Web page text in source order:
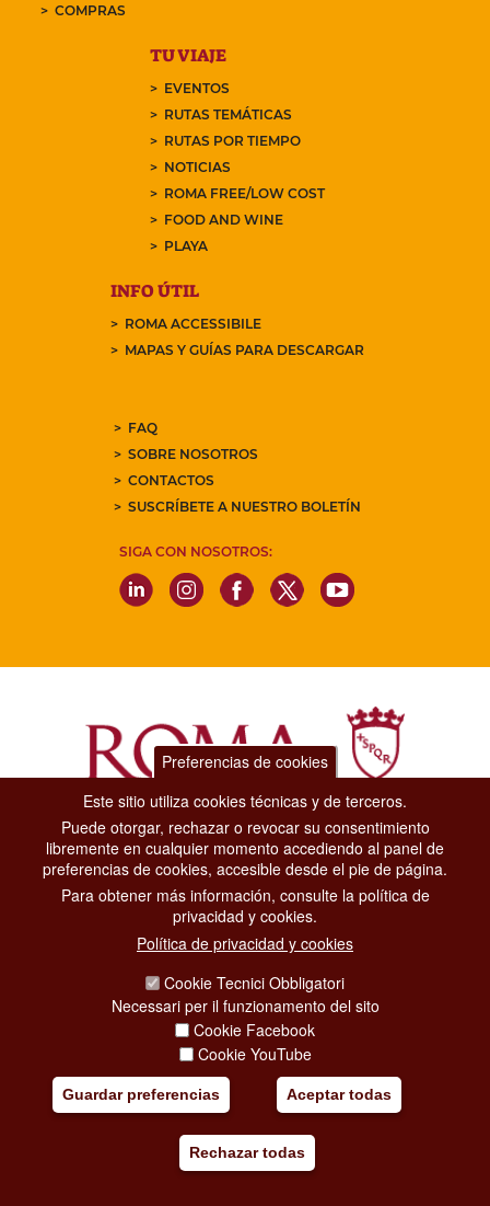
COMPRAS
TU VIAJE
EVENTOS
RUTAS TEMÁTICAS
RUTAS POR TIEMPO
NOTICIAS
ROMA FREE/LOW COST
FOOD AND WINE
PLAYA
INFO ÚTIL
ROMA ACCESSIBILE
MAPAS Y GUÍAS PARA DESCARGAR
FAQ
SOBRE NOSOTROS
CONTACTOS
SUSCRÍBETE A NUESTRO BOLETÍN
SIGA CON NOSOTROS:
Dipartimento Grandi Eventi, Sport, Turismo e Moda.
Via di San Basilio, 51
00187 Roma
CONTACT CENTER TEL. 06 06 08
CONTATTA LA REDAZIONE
SOCIAL MEDIA POLICY
COPYRIGHT
Preferencias de cookies
Este sitio utiliza cookies técnicas y de terceros.
Puede otorgar, rechazar o revocar su consentimiento
libremente en cualquier momento accediendo al panel de
preferencias de cookies, accesible desde el pie de página.
Para obtener más información, consulte la política de
privacidad y cookies.
Política de privacidad y cookies
Cookie Tecnici Obbligatori
Necessari per il funzionamento del sito
Cookie Facebook
Cookie YouTube
Guardar preferencias Aceptar todas
Rechazar todas